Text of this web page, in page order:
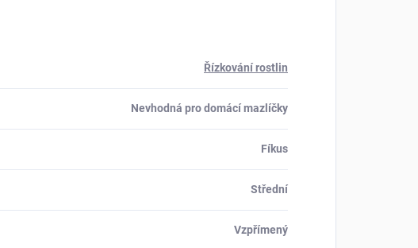
Řízkování rostlin
Nevhodná pro domácí mazlíčky
Fíkus
Střední
Vzpřímený